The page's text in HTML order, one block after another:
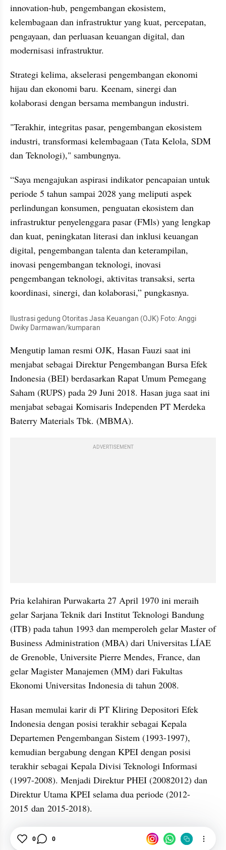
innovation-hub, pengembangan ekosistem,
kelembagaan dan infrastruktur yang kuat, percepatan,
pengayaan, dan perluasan keuangan digital, dan
modernisasi infrastruktur.
Strategi kelima, akselerasi pengembangan ekonomi
hijau dan ekonomi baru. Keenam, sinergi dan
kolaborasi dengan bersama membangun industri.
"Terakhir, integritas pasar, pengembangan ekosistem
industri, transformasi kelembagaan (Tata Kelola, SDM
dan Teknologi)," sambungnya.
“Saya mengajukan aspirasi indikator pencapaian untuk
periode 5 tahun sampai 2028 yang meliputi aspek
perlindungan konsumen, penguatan ekosistem dan
infrastruktur penyelenggara pasar (FMls) yang lengkap
dan kuat, peningkatan literasi dan inklusi keuangan
digital, pengembangan talenta dan keterampilan,
inovasi pengembangan teknologi, inovasi
pengembangan teknologi, aktivitas transaksi, serta
koordinasi, sinergi, dan kolaborasi,” pungkasnya.
Ilustrasi gedung Otoritas Jasa Keuangan (OJK) Foto: Anggi
Dwiky Darmawan/kumparan
Mengutip laman resmi OJK, Hasan Fauzi saat ini
menjabat sebagai Direktur Pengembangan Bursa Efek
Indonesia (BEI) berdasarkan Rapat Umum Pemegang
Saham (RUPS) pada 29 Juni 2018. Hasan juga saat ini
menjabat sebagai Komisaris Independen PT Merdeka
Baterry Materials Tbk. (MBMA).
ADVERTISEMENT
Pria kelahiran Purwakarta 27 April 1970 ini meraih
gelar Sarjana Teknik dari Institut Teknologi Bandung
(ITB) pada tahun 1993 dan memperoleh gelar Master of
Business Administration (MBA) dari Universitas LÍAE
de Grenoble, Universite Pierre Mendes, France, dan
gelar Magister Manajemen (MM) dari Fakultas
Ekonomi Universitas Indonesia di tahun 2008.
Hasan memulai karir di PT Kliring Depositori Efek
Indonesia dengan posisi terakhir sebagai Kepala
Departemen Pengembangan Sistem (1993-1997),
kemudian bergabung dengan KPEI dengan posisi
terakhir sebagai Kepala Divisi Teknologi Informasi
(1997-2008). Menjadi Direktur PHEI (20082012) dan
Direktur Utama KPEI selama dua periode (2012-
2015 dan 2015-2018).
OJK DPR Dewan Komisioner OJK
Finansial
0 0